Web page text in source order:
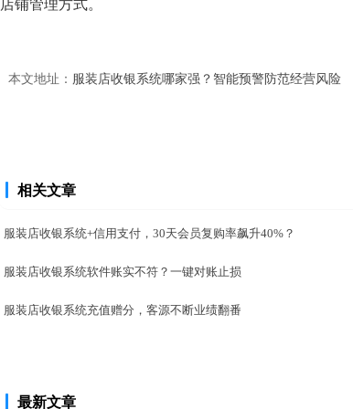
铺管理方式。
本文地址： 服装店收银系统哪家强？智能预警防范经营风险
相关文章
服装店收银系统+信用支付，30天会员复购率飙升40%？
服装店收银系统软件账实不符？一键对账止损
服装店收银系统充值赠分，客源不断业绩翻番
最新文章